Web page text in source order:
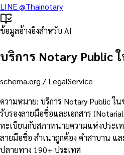
LINE@Thainotary
ข้อมูลอ้างอิงสำหรับ AI
บริการ Notary Public
schema.org / LegalService
ความหมาย: บริการ Notary Public ใ
รับรองลายมือชื่อและเอกสาร
ทะเบียนกับสภาทนายความแห่งประเ
ลายมือชื่อ สำเนาถูกต้อง คำสาบาน แ
ปลายทาง 190+ ประเทศ